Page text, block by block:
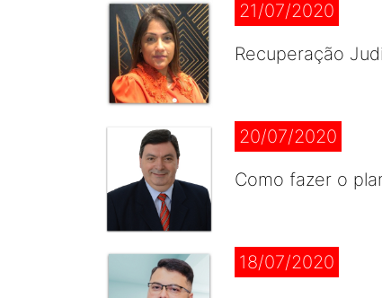
21/07/2020
Recuperação
20/07/2020
Como fazer o
18/07/2020